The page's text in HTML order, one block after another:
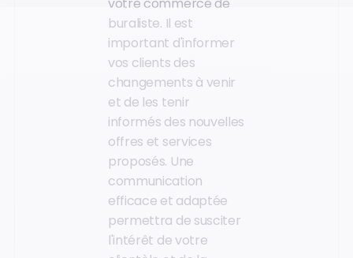
votre commerce de
buraliste. Il est
important d'informer
vos clients des
changements à venir
et de les tenir
informés des nouvelles
offres et services
proposés. Une
communication
efficace et adaptée
permettra de susciter
l'intérêt de votre